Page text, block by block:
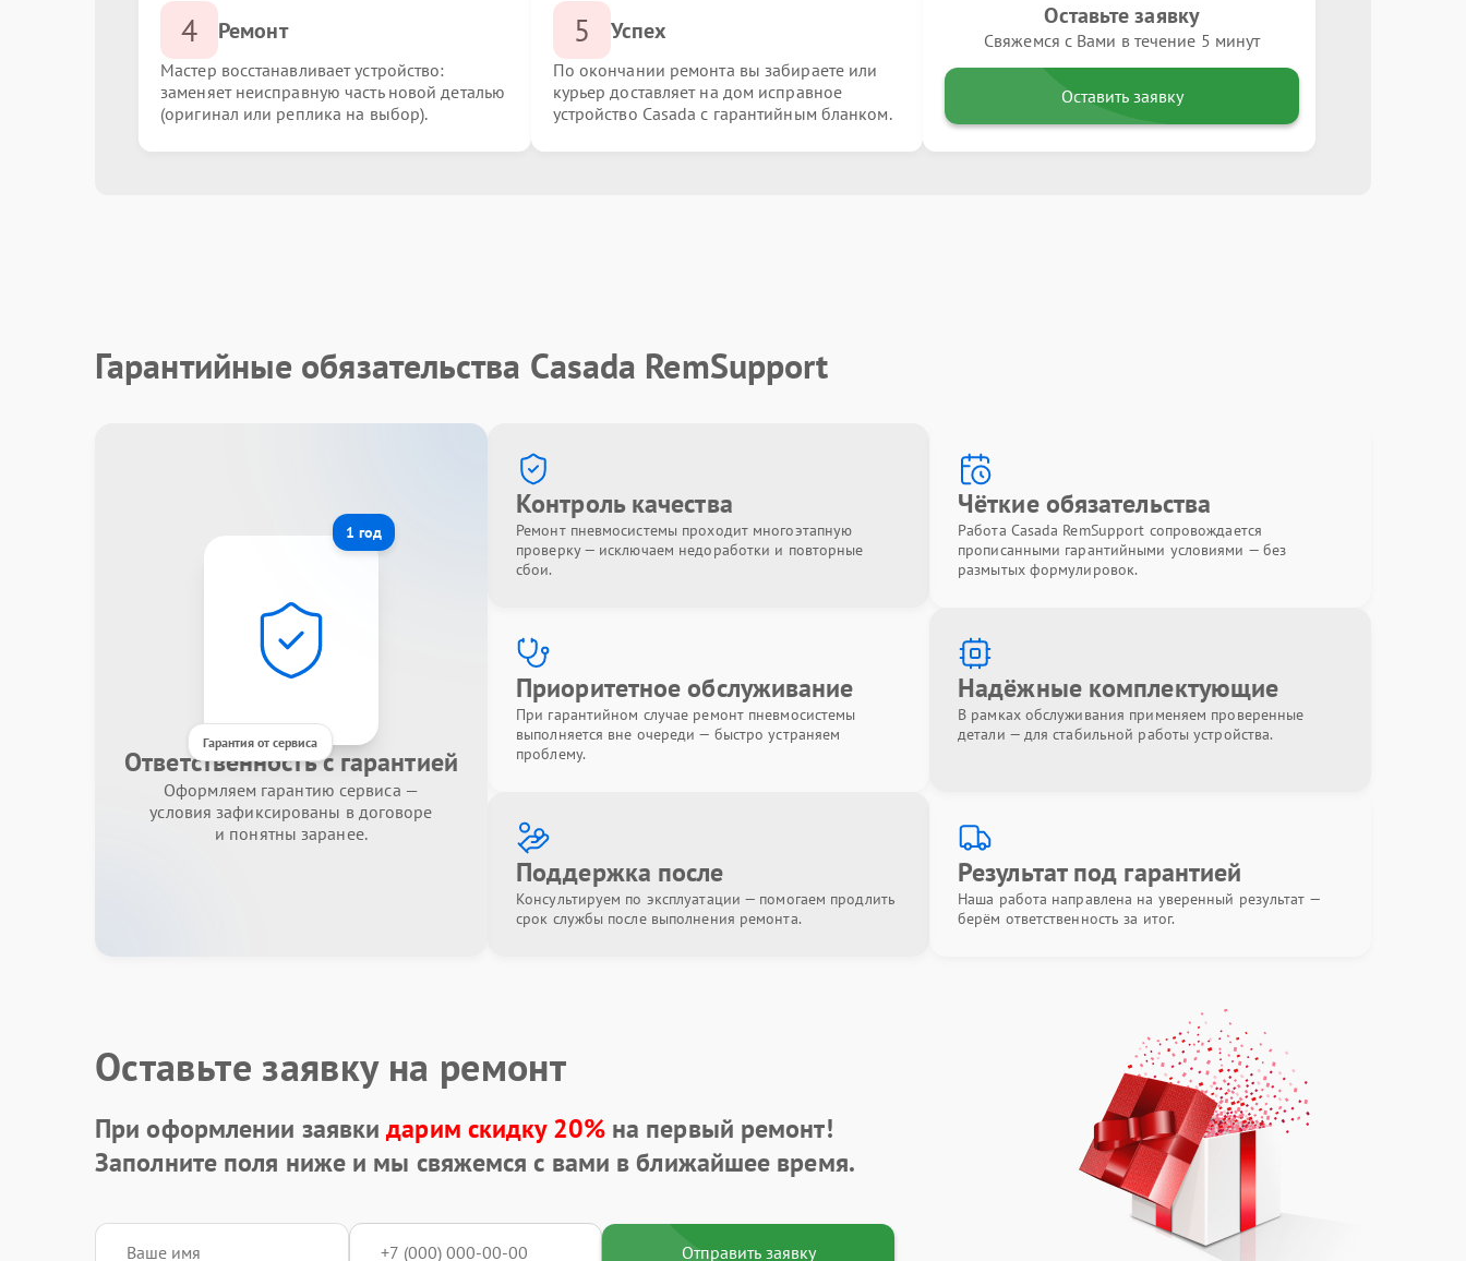
4 Ремонт
Мастер восстанавливает устройство:
заменяет неисправную часть новой деталью
(оригинал или реплика на выбор).
5 Успех
По окончании ремонта вы забираете или
курьер доставляет на дом исправное
устройство Casada с гарантийным бланком.
Оставьте заявку
Свяжемся с Вами в течение 5 минут
Оставить заявку
Гарантийные обязательства Casada RemSupport
1 год
Гарантия от сервиса
Ответственность с гарантией
Оформляем гарантию сервиса —
условия зафиксированы в договоре
и понятны заранее.
Контроль качества
Ремонт пневмосистемы проходит многоэтапную
проверку — исключаем недоработки и повторные
сбои.
Чёткие обязательства
Работа Casada RemSupport сопровождается
прописанными гарантийными условиями — без
размытых формулировок.
Приоритетное обслуживание
При гарантийном случае ремонт пневмосистемы
выполняется вне очереди — быстро устраняем
проблему.
Надёжные комплектующие
В рамках обслуживания применяем проверенные
детали — для стабильной работы устройства.
Поддержка после
Консультируем по эксплуатации — помогаем продлить
срок службы после выполнения ремонта.
Результат под гарантией
Наша работа направлена на уверенный результат —
берём ответственность за итог.
Оставьте заявку на ремонт
При оформлении заявкидарим скидку 20%на первый ремонт!
Заполните поля ниже и мы свяжемся с вами в ближайшее время.
Отправить заявку